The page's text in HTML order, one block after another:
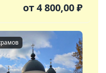
от4 800,00₽